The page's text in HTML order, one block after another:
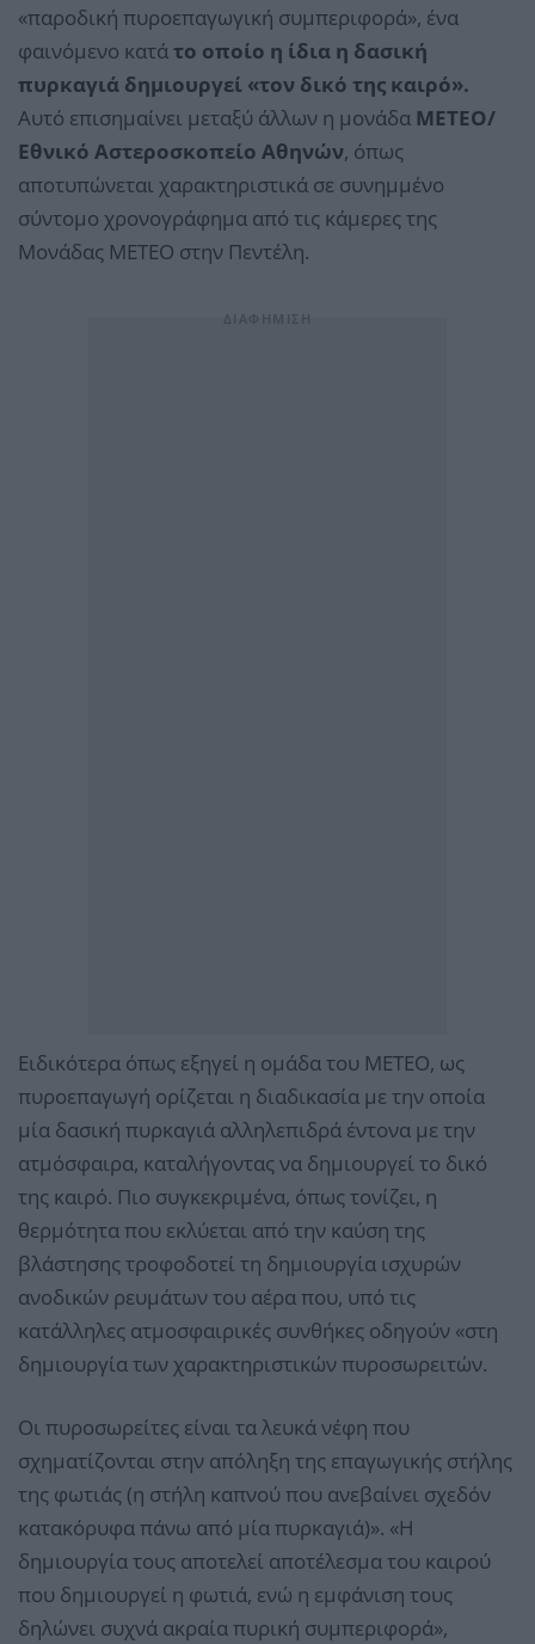
«παροδική πυροεπαγωγική συμπεριφορά», ένα
φαινόμενο κατάτο οποίο η ίδια η δασική
πυρκαγιά δημιουργεί «τον δικό της καιρό».
Αυτό επισημαίνει μεταξύ άλλων η μονάδα ΜΕΤΕΟ/
Εθνικό Αστεροσκοπείο Αθηνών, όπως
αποτυπώνεται χαρακτηριστικά σε συνημμένο
σύντομο χρονογράφημα από τις κάμερες της
Μονάδας ΜΕΤΕΟ στην Πεντέλη.
Ειδικότερα όπως εξηγεί η ομάδα του ΜΕΤΕΟ, ως
πυροεπαγωγή ορίζεται η διαδικασία με την οποία
μία δασική πυρκαγιά αλληλεπιδρά έντονα με την
ατμόσφαιρα, καταλήγοντας να δημιουργεί το δικό
της καιρό. Πιο συγκεκριμένα, όπως τονίζει, η
θερμότητα που εκλύεται από την καύση της
βλάστησης τροφοδοτεί τη δημιουργία ισχυρών
ανοδικών ρευμάτων του αέρα που, υπό τις
κατάλληλες ατμοσφαιρικές συνθήκες οδηγούν «στη
δημιουργία των χαρακτηριστικών πυροσωρειτών.
Οι πυροσωρείτες είναι τα λευκά νέφη που
σχηματίζονται στην απόληξη της επαγωγικής στήλης
της φωτιάς (η στήλη καπνού που ανεβαίνει σχεδόν
κατακόρυφα πάνω από μία πυρκαγιά)». «Η
δημιουργία τους αποτελεί αποτέλεσμα του καιρού
που δημιουργεί η φωτιά, ενώ η εμφάνιση τους
δηλώνει συχνά ακραία πυρική συμπεριφορά»,